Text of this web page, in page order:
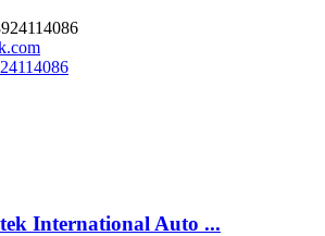
International Auto ...